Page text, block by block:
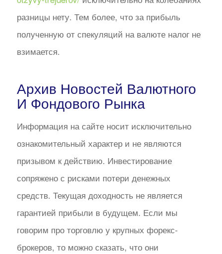
разницы нету. Тем более, что за прибыль
полученную от спекуляций на валюте налог не
взимается.
Архив Новостей Валютного
И Фондового Рынка
Информация на сайте носит исключительно
ознакомительный характер и не являются
призывом к действию. Инвестирование
сопряжено с рисками потери денежных
средств. Текущая доходность не является
гарантией прибыли в будущем. Если мы
говорим про торговлю у крупных форекс-
брокеров, то можно сказать, что они